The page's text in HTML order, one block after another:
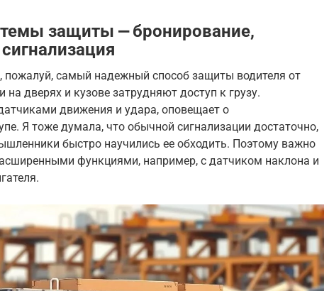
защиты ⎼ бронирование,
пожалуй, самый надежный способ защиты водителя от
дверях и кузове затрудняют доступ к грузу.
движения и удара, оповещает о
Я тоже думала, что обычной сигнализации достаточно,
быстро научились ее обходить. Поэтому важно
функциями, например, с датчиком наклона и